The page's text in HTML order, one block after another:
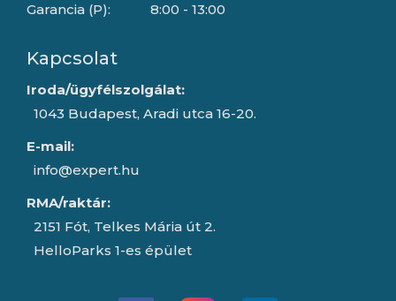
Garancia (P):
8:00 - 13:00
Kapcsolat
Iroda/ügyfélszolgálat:
1043 Budapest, Aradi utca 16-20.
E-mail:
info@expert.hu
RMA/raktár:
2151 Fót, Telkes Mária út 2.
HelloParks 1-es épület